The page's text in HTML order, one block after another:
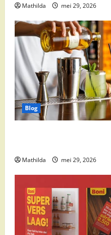
Mathilda mei 29, 2026
Blog
Mathilda mei 29, 2026